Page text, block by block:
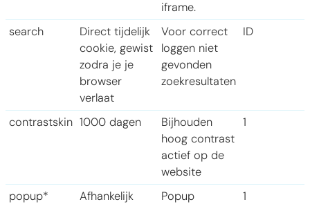
iframe.
search
Direct tijdelijk
cookie, gewist
zodra je je
browser
verlaat
Voor correct
loggen niet
gevonden
zoekresultaten
ID
contrastskin 1000 dagen
Bijhouden
hoog contrast
actief op de
website
1
popup*
Afhankelijk
Popup
1